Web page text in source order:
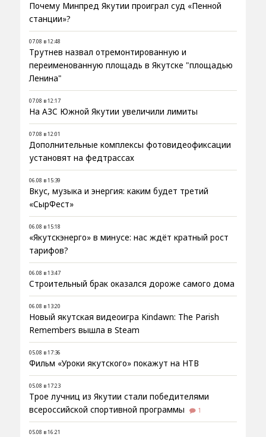
Почему Минпред Якутии проиграл суд «Пенной
станции»?
07.08 в 12:48
Трутнев назвал отремонтированную и
переименованную площадь в Якутске "площадью
Ленина"
07.08 в 12:17
На АЗС Южной Якутии увеличили лимиты
07.08 в 12:01
Дополнительные комплексы фотовидеофиксации
установят на федтрассах
06.08 в 15:39
Вкус, музыка и энергия: каким будет третий
«СырФест»
06.08 в 15:18
«Якутскэнерго» в минусе: нас ждёт кратный рост
тарифов?
06.08 в 13:47
Строительный брак оказался дороже самого дома
06.08 в 13:20
Новый якутская видеоигра Kindawn: The Parish
Remembers вышла в Steam
05.08 в 17:36
Фильм «Уроки якутского» покажут на НТВ
05.08 в 17:23
Трое лучниц из Якутии стали победителями
всероссийской спортивной программы
1
05.08 в 16:21